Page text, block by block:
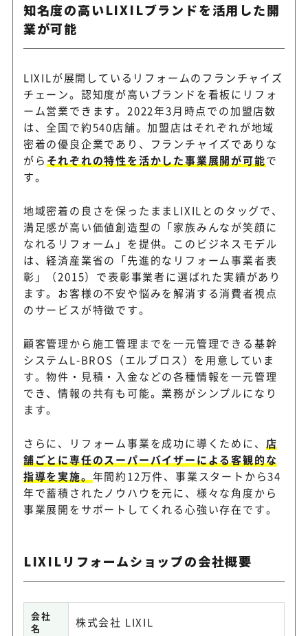
知名度の高いLIXILブランドを活用した開
業が可能
LIXILが展開しているリフォームのフランチャイズ
チェーン。認知度が高いブランドを看板にリフォ
ーム営業できます。2022年3月時点での加盟店数
は、全国で約540店舗。加盟店はそれぞれが地域
密着の優良企業であり、フランチャイズでありな
がらそれぞれの特性を活かした事業展開が可能で
す。
地域密着の良さを保ったままLIXILとのタッグで、
満足感が高い価値創造型の「家族みんなが笑顔に
なれるリフォーム」を提供。このビジネスモデル
は、経済産業省の「先進的なリフォーム事業者表
彰」（2015）で表彰事業者に選ばれた実績があり
ます。お客様の不安や悩みを解消する消費者視点
のサービスが特徴です。
顧客管理から施工管理までを一元管理できる基幹
システムL-BROS（エルブロス）を用意していま
す。物件・見積・入金などの各種情報を一元管理
でき、情報の共有も可能。業務がシンプルになり
ます。
さらに、リフォーム事業を成功に導くために、 店
舗ごとに専任のスーパーバイザーによる客観的な
指導を実施。年間約12万件、事業スタートから34
年で蓄積されたノウハウを元に、様々な角度から
事業展開をサポートしてくれる心強い存在です。
LIXILリフォームショップの会社概要
会社
名
株式会社 LIXIL